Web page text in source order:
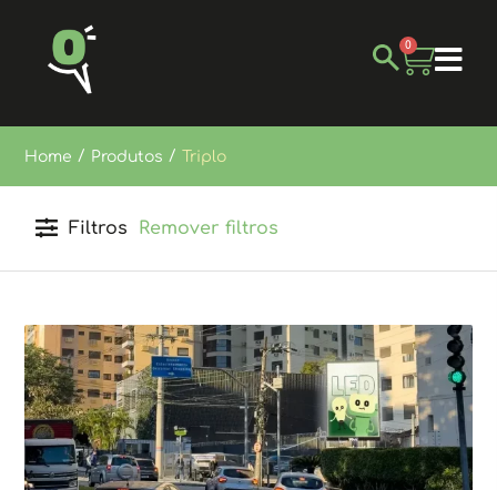
0
Home / Produtos / Triplo
Filtros Remover filtros